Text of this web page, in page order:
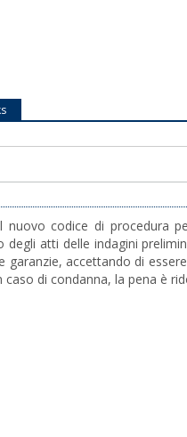
codice di procedura
atti delle indagini
accettando di
di condanna, la pena è